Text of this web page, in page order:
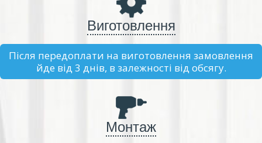
Виготовлення
Після передоплати на виготовлення замовлення
йде від 3 днів, в залежності від обсягу.
Монтаж